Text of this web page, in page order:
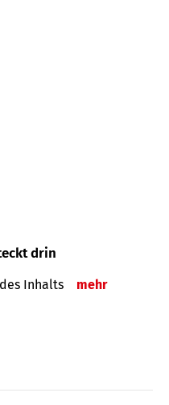
drin
Inhalts mehr